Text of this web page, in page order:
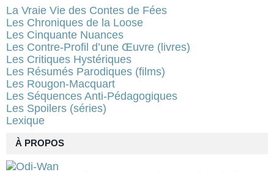
À PROPOS
La Vraie Vie des Contes de Fées
Les Chroniques de la Loose
Les Cinquante Nuances
Les Contre-Profil d’une Œuvre (livres)
Les Critiques Hystériques
Les Résumés Parodiques (films)
Les Rougon-Macquart
Les Séquences Anti-Pédagogiques
Les Spoilers (séries)
Lexique